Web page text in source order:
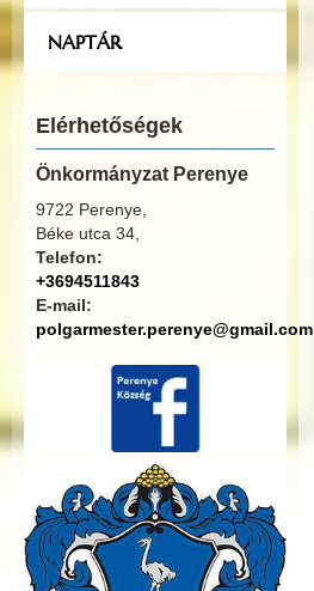
NAPTÁR
Elérhetőségek
Önkormányzat Perenye
9722 Perenye,
Béke utca 34,
Telefon:
+3694511843
E-mail:
polgarmester.perenye@gmail.com